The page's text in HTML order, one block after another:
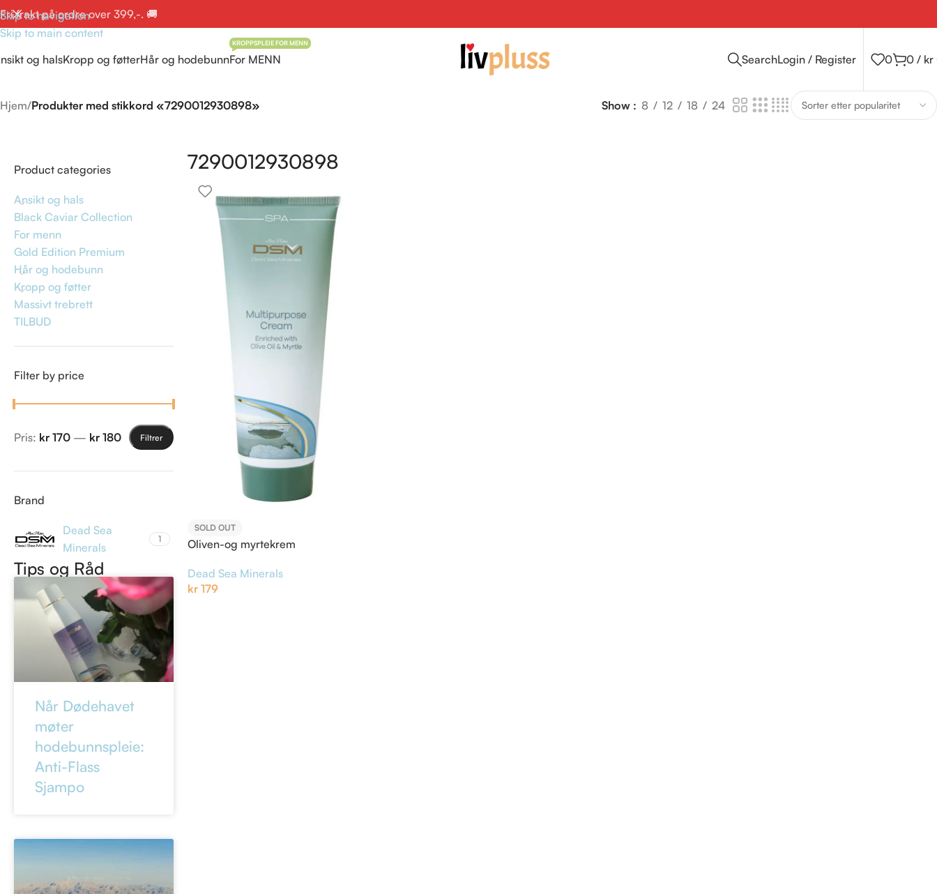
Skip to navigation
Skip to main content
Fri frakt på ordre over 399,-. 🚚
og halsKropp og føtterHår og hodebunnFor MENN
KROPPSPLEIE FOR MENN
SearchLogin / Register 0 0 / kr
Hjem/Produkter med stikkord «7290012930898» Show 8 12 18 24
Product categories
Ansikt og hals
Black Caviar Collection
For menn
Gold Edition Premium
Hår og hodebunn
Kropp og føtter
Massivt trebrett
TILBUD
Filter by price
Filtrer
Pris: kr 170 — kr 180
Brand
Dead Sea
Minerals
1
Tips og Råd
Når Dødehavet
møter
hodebunnspleie:
Anti-Flass
Sjampo
7290012930898
SOLD OUT
Oliven-og myrtekrem
Dead Sea Minerals
kr179